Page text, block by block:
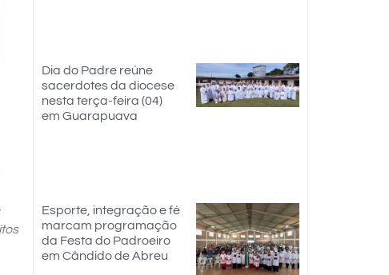
Dia do Padre reúne
sacerdotes da diocese
nesta terça-feira (04)
em Guarapuava
Esporte, integração e fé
marcam programação
da Festa do Padroeiro
em Cândido de Abreu